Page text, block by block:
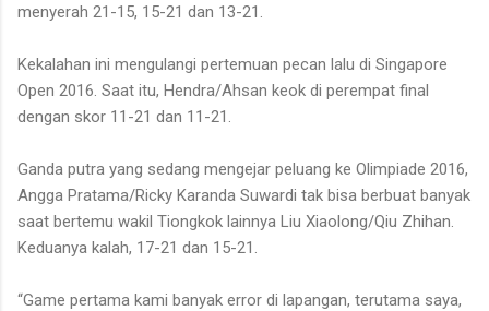
menyerah 21-15, 15-21 dan 13-21.
Kekalahan ini mengulangi pertemuan pecan lalu di Singapore
Open 2016 . Saat itu, Hendra/Ahsan keok di perempat final
dengan skor 11-21 dan 11-21.
Ganda putra yang sedang mengejar peluang ke Olimpiade 2016,
Angga Pratama/Ricky Karanda Suwardi tak bisa berbuat banyak
saat bertemu wakil Tiongkok lainnya Liu Xiaolong/Qiu Zhihan
Keduanya kalah, 17-21 dan 15-21.
“Game pertama kami banyak error di lapangan, terutama saya,